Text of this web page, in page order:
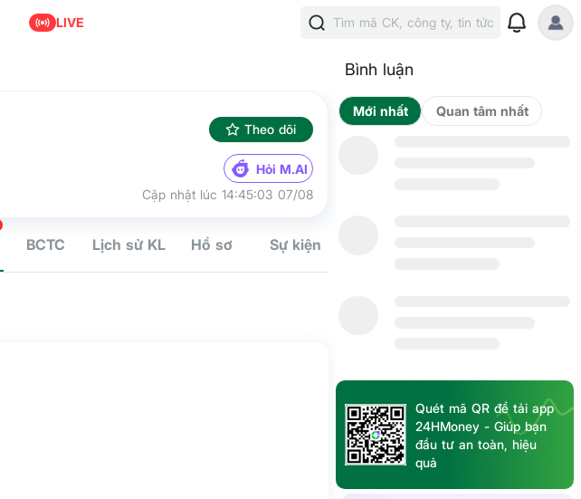
LIVE Tìm mã CK, công ty, tin tức
Theo dõi
Hỏi M.AI
Cập nhật lúc 14:45:03 07/08
BCTC Lịch sử KL Hồ sơ Sự kiện
Bình luận
Mới nhất
Quét mã QR để tải app
24HMoney - Giúp bạn
đầu tư an toàn, hiệu
quả